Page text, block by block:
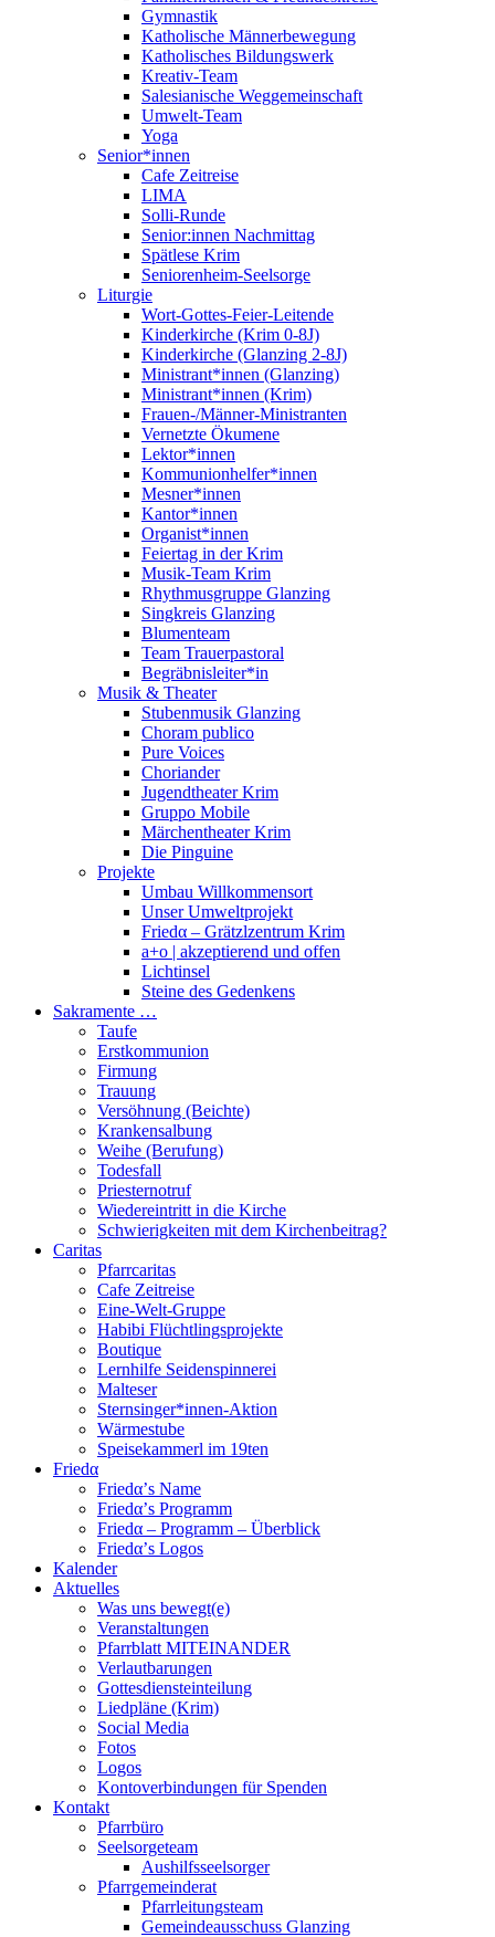
Gymnastik
Katholische Männerbewegung
Katholisches Bildungswerk
Kreativ-Team
Salesianische Weggemeinschaft
Umwelt-Team
Yoga
Senior*innen
Cafe Zeitreise
LIMA
Solli-Runde
Senior:innen Nachmittag
Spätlese Krim
Seniorenheim-Seelsorge
Liturgie
Wort-Gottes-Feier-Leitende
Kinderkirche (Krim 0-8J)
Kinderkirche (Glanzing 2-8J)
Ministrant*innen (Glanzing)
Ministrant*innen (Krim)
Frauen-/Männer-Ministranten
Vernetzte Ökumene
Lektor*innen
Kommunionhelfer*innen
Mesner*innen
Kantor*innen
Organist*innen
Feiertag in der Krim
Musik-Team Krim
Rhythmusgruppe Glanzing
Singkreis Glanzing
Blumenteam
Team Trauerpastoral
Begräbnisleiter*in
Musik & Theater
Stubenmusik Glanzing
Choram publico
Pure Voices
Choriander
Jugendtheater Krim
Gruppo Mobile
Märchentheater Krim
Die Pinguine
Projekte
Umbau Willkommensort
Unser Umweltprojekt
Friedα – Grätzlzentrum Krim
a+o | akzeptierend und offen
Lichtinsel
Steine des Gedenkens
Sakramente …
Taufe
Erstkommunion
Firmung
Trauung
Versöhnung (Beichte)
Krankensalbung
Weihe (Berufung)
Todesfall
Priesternotruf
Wiedereintritt in die Kirche
Schwierigkeiten mit dem Kirchenbeitrag?
Caritas
Pfarrcaritas
Cafe Zeitreise
Eine-Welt-Gruppe
Habibi Flüchtlingsprojekte
Boutique
Lernhilfe Seidenspinnerei
Malteser
Sternsinger*innen-Aktion
Wärmestube
Speisekammerl im 19ten
Friedα
Friedα’s Name
Friedα’s Programm
Friedα – Programm – Überblick
Friedα’s Logos
Kalender
Aktuelles
Was uns bewegt(e)
Veranstaltungen
Pfarrblatt MITEINANDER
Verlautbarungen
Gottesdiensteinteilung
Liedpläne (Krim)
Social Media
Fotos
Logos
Kontoverbindungen für Spenden
Kontakt
Pfarrbüro
Seelsorgeteam
Aushilfsseelsorger
Pfarrgemeinderat
Pfarrleitungsteam
Gemeindeausschuss Glanzing